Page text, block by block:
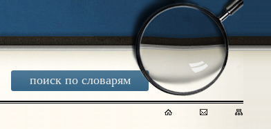
поиск по словарям